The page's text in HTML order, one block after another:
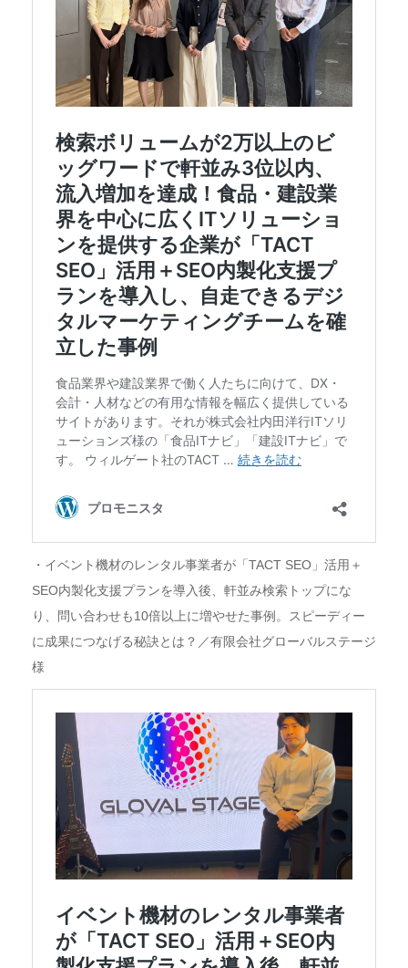
・イベント機材のレンタル事業者が「TACT SEO」活用＋
SEO内製化支援プランを導入後、軒並み検索トップにな
り、問い合わせも10倍以上に増やせた事例。スピーディー
に成果につなげる秘訣とは？／有限会社グローバルステージ
様